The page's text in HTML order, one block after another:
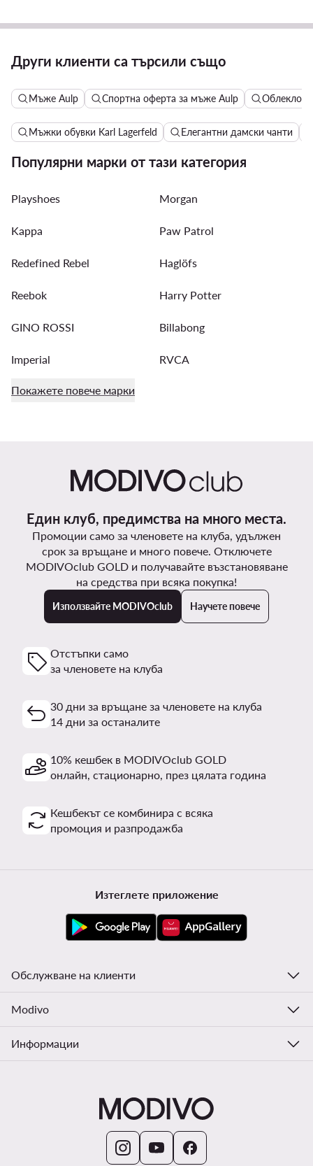
Други клиенти са търсили също
Мъже Aulp Спортна оферта за мъже Aulp Облекло,
Мъжки обувки Karl Lagerfeld Елегантни дамски чанти
Популярни марки от тази категория
Playshoes Morgan
Kappa Paw Patrol
Redefined Rebel Haglöfs
Reebok Harry Potter
GINO ROSSI Billabong
Imperial RVCA
Покажете повече марки
Един клуб, предимства на много места.
Промоции само за членовете на клуба, удължен
срок за връщане и много повече. Отключете
MODIVOclub GOLD и получавайте възстановяване
на средства при всяка покупка!
Използвайте MODIVOclub Научете повече
Отстъпки само
за членовете на клуба
30 дни за връщане за членовете на клуба
14 дни за останалите
10% кешбек в MODIVOclub GOLD
онлайн, стационарно, през цялата година
Кешбекът се комбинира с всяка
промоция и разпродажба
Изтеглете приложение
Обслужване на клиенти
Modivo
Информации